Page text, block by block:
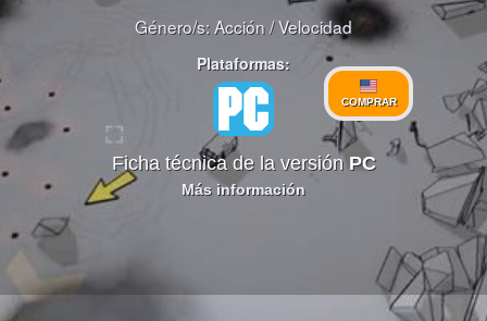
Género/s:Acción/Velocidad
Plataformas:
COMPRAR
Ficha técnica de la versión PC
Más información